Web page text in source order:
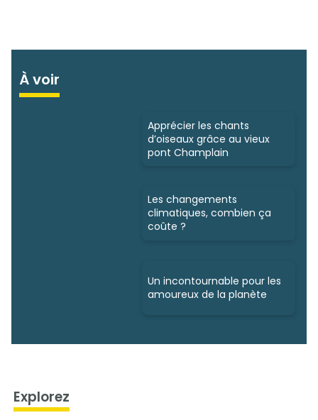
À voir
Apprécier les chants
d’oiseaux grâce au vieux
pont Champlain
Les changements
climatiques, combien ça
coûte ?
Un incontournable pour les
amoureux de la planète
Explorez